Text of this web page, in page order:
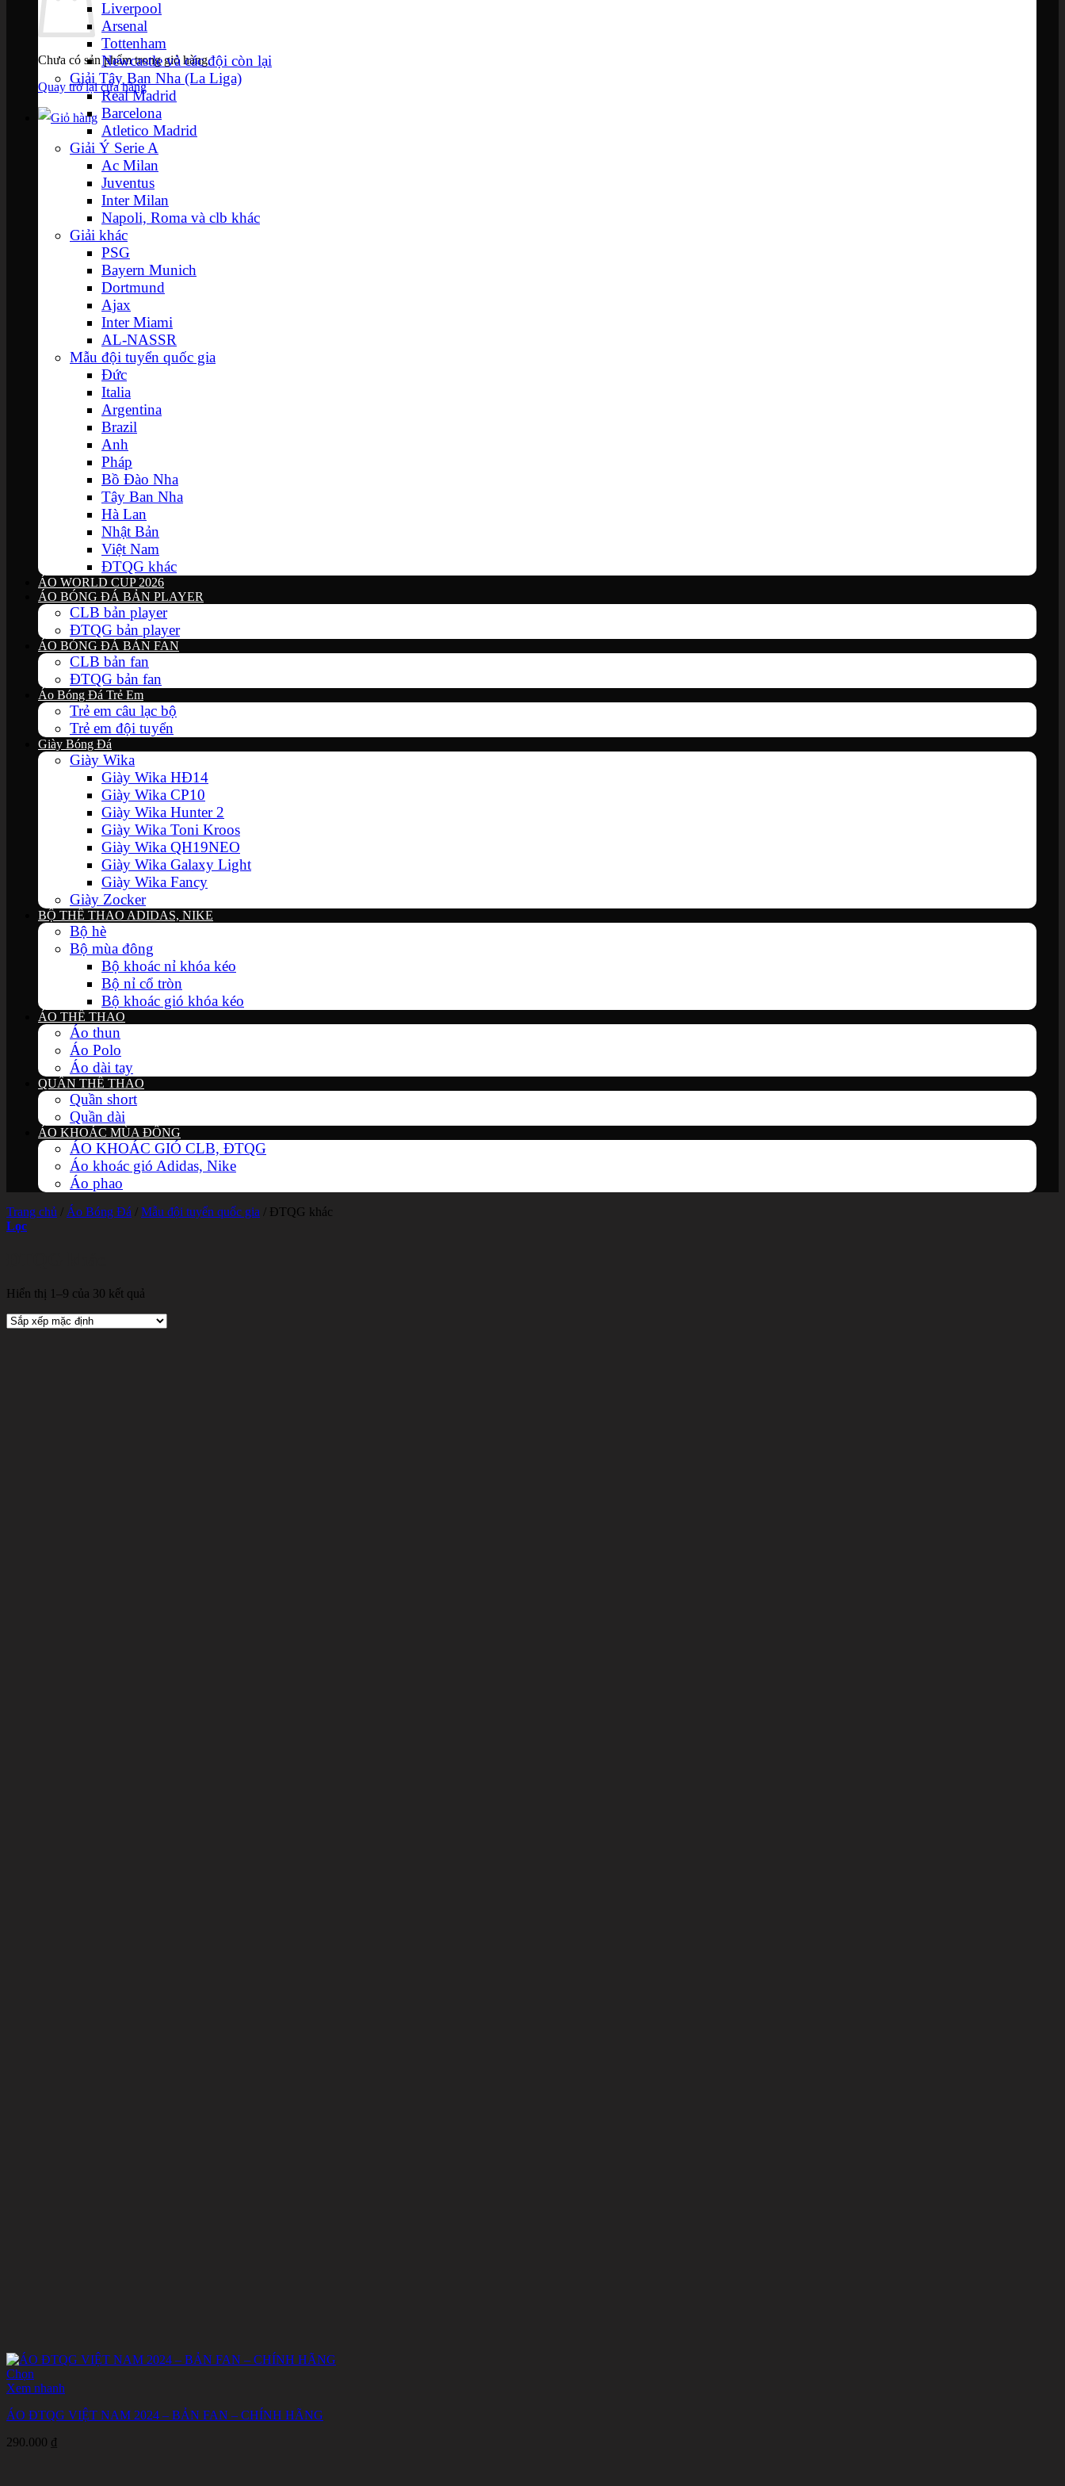
Chưa có sản phẩm trong giỏ hàng.
Quay trở lại cửa hàng
Liverpool
Arsenal
Tottenham
Newcastle và các đội còn lại
Giải Tây Ban Nha (La Liga)
Real Madrid
Barcelona
Atletico Madrid
Giải Ý Serie A
Ac Milan
Juventus
Inter Milan
Napoli, Roma và clb khác
Giải khác
PSG
Bayern Munich
Dortmund
Ajax
Inter Miami
AL-NASSR
Mẫu đội tuyển quốc gia
Đức
Italia
Argentina
Brazil
Anh
Pháp
Bồ Đào Nha
Tây Ban Nha
Hà Lan
Nhật Bản
Việt Nam
ĐTQG khác
ÁO WORLD CUP 2026
ÁO BÓNG ĐÁ BẢN PLAYER
CLB bản player
ĐTQG bản player
ÁO BÓNG ĐÁ BẢN FAN
CLB bản fan
ĐTQG bản fan
Áo Bóng Đá Trẻ Em
Trẻ em câu lạc bộ
Trẻ em đội tuyển
Giày Bóng Đá
Giày Wika
Giày Wika HĐ14
Giày Wika CP10
Giày Wika Hunter 2
Giày Wika Toni Kroos
Giày Wika QH19NEO
Giày Wika Galaxy Light
Giày Wika Fancy
Giày Zocker
BỘ THỂ THAO ADIDAS, NIKE
Bộ hè
Bộ mùa đông
Bộ khoác nỉ khóa kéo
Bộ nỉ cổ tròn
Bộ khoác gió khóa kéo
ÁO THỂ THAO
Áo thun
Áo Polo
Áo dài tay
QUẦN THỂ THAO
Quần short
Quần dài
ÁO KHOÁC MÙA ĐÔNG
ÁO KHOÁC GIÓ CLB, ĐTQG
Áo khoác gió Adidas, Nike
Áo phao
Trang chủ / Áo Bóng Đá / Mẫu đội tuyển quốc gia / ĐTQG khác
Lọc
Hiển thị 1–9 của 30 kết quả
Chọn
Sản
này
nhiều
Xem nhanh
ÁO ĐTQG VIỆT NAM 2024 – BẢN FAN – CHÍNH HÃNG
290.000 ₫